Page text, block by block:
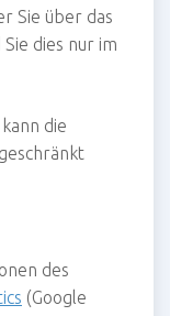
Sie über das
dies nur im
die
des
(Google